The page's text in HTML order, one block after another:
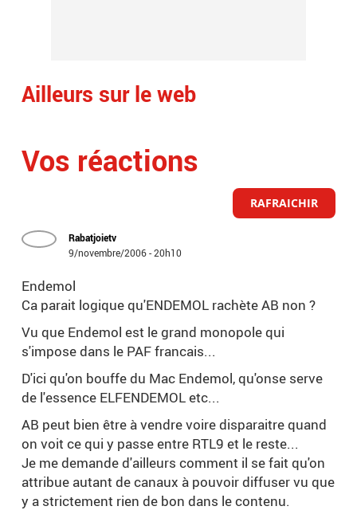
Ailleurs sur le web
Vos réactions
RAFRAICHIR
Rabatjoietv
9/novembre/2006 - 20h10
Endemol
Ca parait logique qu'ENDEMOL rachète AB non ?
Vu que Endemol est le grand monopole qui
s'impose dans le PAF francais...
D'ici qu'on bouffe du Mac Endemol, qu'onse serve
de l'essence ELFENDEMOL etc...
AB peut bien être à vendre voire disparaitre quand
on voit ce qui y passe entre RTL9 et le reste...
Je me demande d'ailleurs comment il se fait qu'on
attribue autant de canaux à pouvoir diffuser vu que
y a strictement rien de bon dans le contenu.